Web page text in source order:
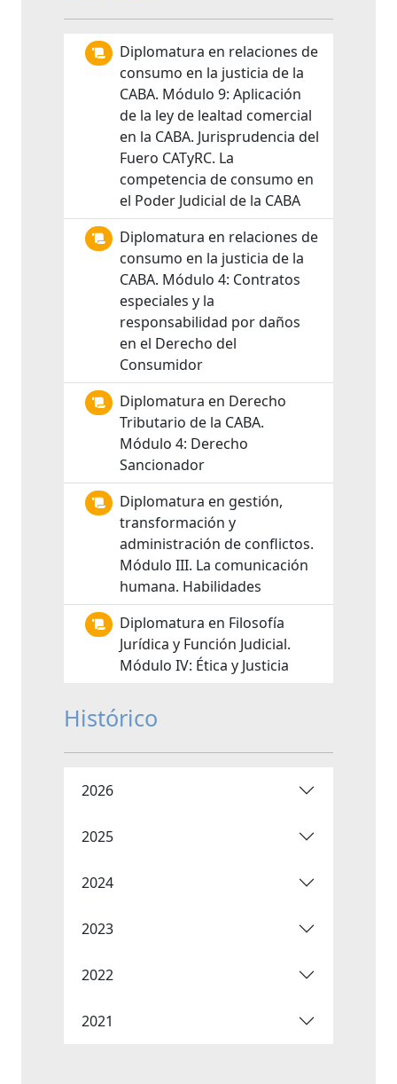
Diplomatura en relaciones de
consumo en la justicia de la
CABA. Módulo 9: Aplicación
de la ley de lealtad comercial
en la CABA. Jurisprudencia del
Fuero CATyRC. La
competencia de consumo en
el Poder Judicial de la CABA
Diplomatura en relaciones de
consumo en la justicia de la
CABA. Módulo 4: Contratos
especiales y la
responsabilidad por daños
en el Derecho del
Consumidor
Diplomatura en Derecho
Tributario de la CABA.
Módulo 4: Derecho
Sancionador
Diplomatura en gestión,
transformación y
administración de conflictos.
Módulo III. La comunicación
humana. Habilidades
Diplomatura en Filosofía
Jurídica y Función Judicial.
Módulo IV: Ética y Justicia
Histórico
2026
2025
2024
2023
2022
2021